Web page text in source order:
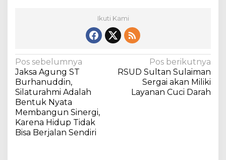
Ikuti Kami
N
a
v
i
g
a
Pos sebelumnya
Jaksa Agung ST
Burhanuddin,
Silaturahmi Adalah
Bentuk Nyata
Membangun Sinergi,
Karena Hidup Tidak
Bisa Berjalan Sendiri
Pos berikutnya
RSUD Sultan Sulaiman
Sergai akan Miliki
Layanan Cuci Darah